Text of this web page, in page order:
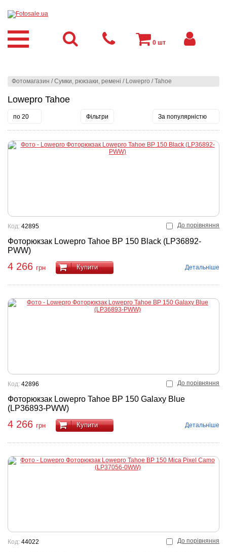
Фотомагазин /Сумки, рюкзаки, ремені / Lowepro /Tahoe
Lowepro Tahoe
по 20 Фільтри За популярністю
До порівняння
Фоторюкзак Lowepro Tahoe BP 150 Black (LP36892-
PWW)
Код: 42895
4 266 грн Купити Детальніше
До порівняння
Фоторюкзак Lowepro Tahoe BP 150 Galaxy Blue
(LP36893-PWW)
Код: 42896
4 266 грн Купити Детальніше
До порівняння
Код: 44022
0 шт